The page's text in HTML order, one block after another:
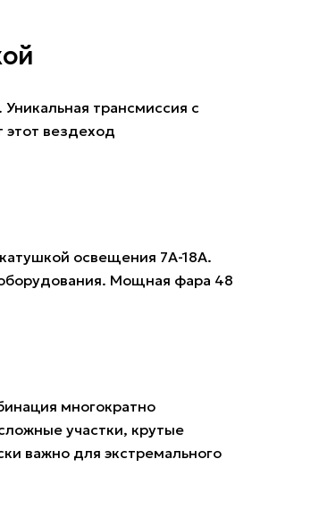
трансмиссия с
этот вездеход
освещения 7А-18А.
Мощная фара 48
многократно
участки, крутые
важно для экстремального